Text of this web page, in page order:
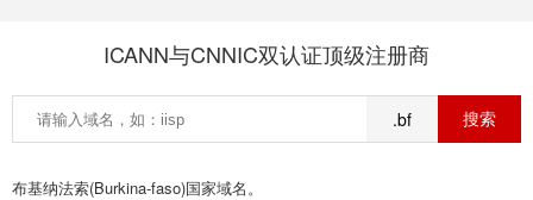
ICANN与CNNIC双认证顶级注册商
.bf
布基纳法索(Burkina-faso)国家域名。